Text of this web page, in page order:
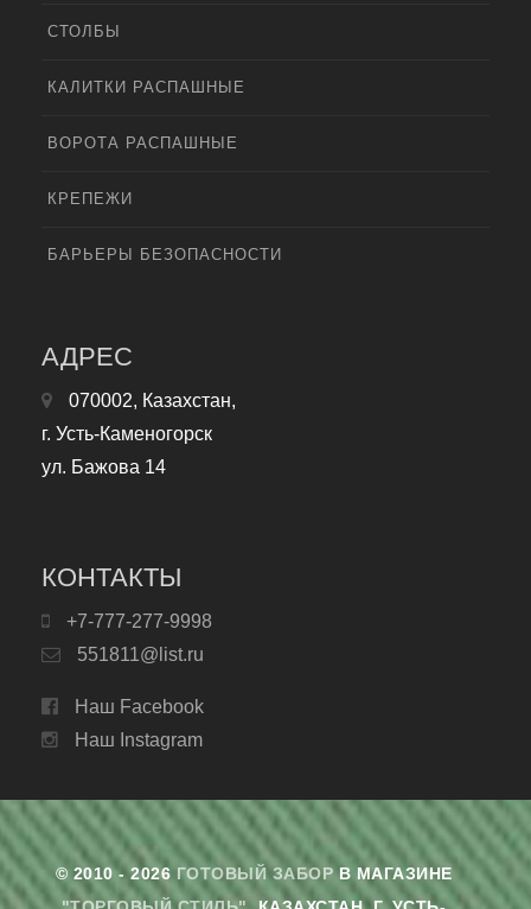
СТОЛБЫ
КАЛИТКИ РАСПАШНЫЕ
ВОРОТА РАСПАШНЫЕ
КРЕПЕЖИ
БАРЬЕРЫ БЕЗОПАСНОСТИ
АДРЕС
070002, Казахстан,
г. Усть-Каменогорск
ул. Бажова 14
КОНТАКТЫ
+7-777-277-9998
551811@list.ru
Наш Facebook
Наш Instagram
© 2010 - 2026 ГОТОВЫЙ ЗАБОРВ МАГАЗИНЕ